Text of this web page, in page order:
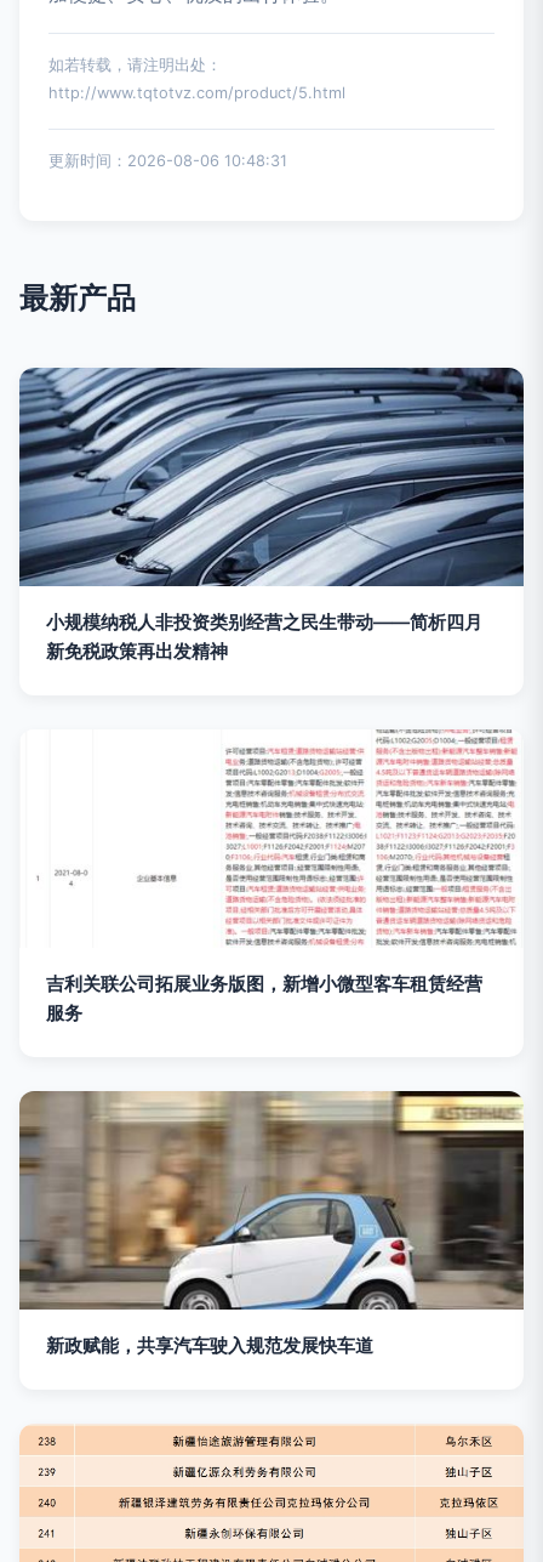
如若转载，请注明出处：
http://www.tqtotvz.com/product/5.html
更新时间：2026-08-06 10:48:31
最新产品
小规模纳税人非投资类别经营之民生带动——简析四月
新免税政策再出发精神
吉利关联公司拓展业务版图，新增小微型客车租赁经营
服务
新政赋能，共享汽车驶入规范发展快车道